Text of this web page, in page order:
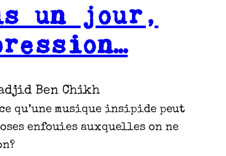
un jour,
Ben Chikh
qu’une musique insipide peut
enfouies auxquelles on ne